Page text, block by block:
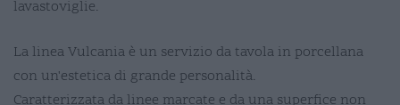
lavastoviglie.
La linea Vulcania è un servizio da tavola in porcellana
con un'estetica di grande personalità.
Caratterizzata da linee marcate e da una superfice non